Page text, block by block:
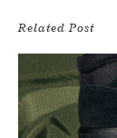
Related Post